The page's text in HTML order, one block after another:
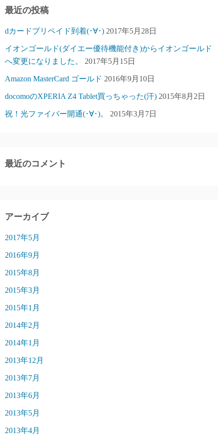
最近の投稿
dカードプリペイド到着(･∀･) 2017年5月28日
イオンゴールド(ダイエー優待機能付き)からイオンゴールド
へ変更になりました。
2017年5月15日
Amazon MasterCard ゴールド 2016年9月10日
docomoのXPERIA Z4 Tablet買っちゃった(汗) 2015年8月2日
祝！光ファイバー開通(･∀･)。 2015年3月7日
最近のコメント
アーカイブ
2017年5月
2016年9月
2015年8月
2015年3月
2015年1月
2014年2月
2014年1月
2013年12月
2013年7月
2013年6月
2013年5月
2013年4月